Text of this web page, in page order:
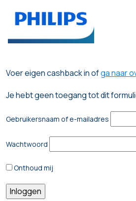
Voer eigen cashback in ofga naar
Je hebt geen toegang tot dit
Gebruikersnaam of e-mailadres
Wachtwoord
Onthoud mij